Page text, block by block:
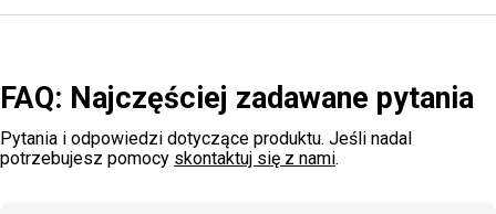
FAQ: Najczęściej zadawane pytania
Pytania i odpowiedzi dotyczące produktu. Jeśli nadal
potrzebujesz pomocy skontaktuj się z nami.